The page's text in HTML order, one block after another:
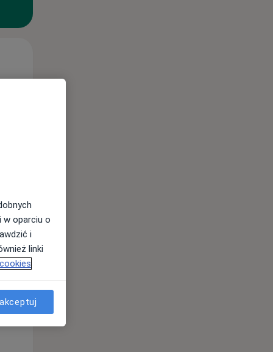
Czw,
13 Sie
w oparciu o
i
linki